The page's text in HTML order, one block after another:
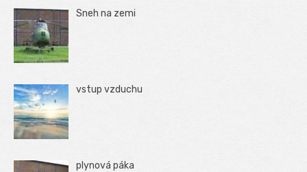
Sneh na zemi
vstup vzduchu
plynová páka